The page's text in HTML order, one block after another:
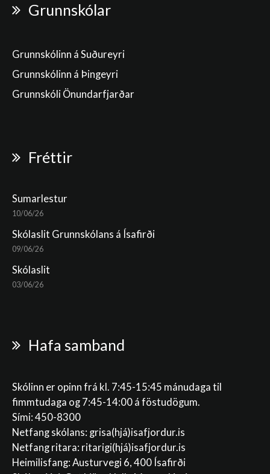
Grunnskólar
Grunnskólinn á Suðureyri
Grunnskólinn á Þingeyri
Grunnskóli Önundarfjarðar
Fréttir
Sumarlestur
10/06/26
Skólaslit Grunnskólans á Ísafirði
09/06/26
Skólaslit
03/06/26
Hafa samband
Skólinn er opinn frá kl. 7:45-15:45 mánudaga til
fimmtudaga og 7:45-14:00 á föstudögum.
Sími: 450-8300
Netfang skólans: grisa(hjá)isafjordur.is
Netfang ritara: ritarigi(hjá)isafjordur.is
Heimilisfang: Austurvegi 6, 400 Ísafirði